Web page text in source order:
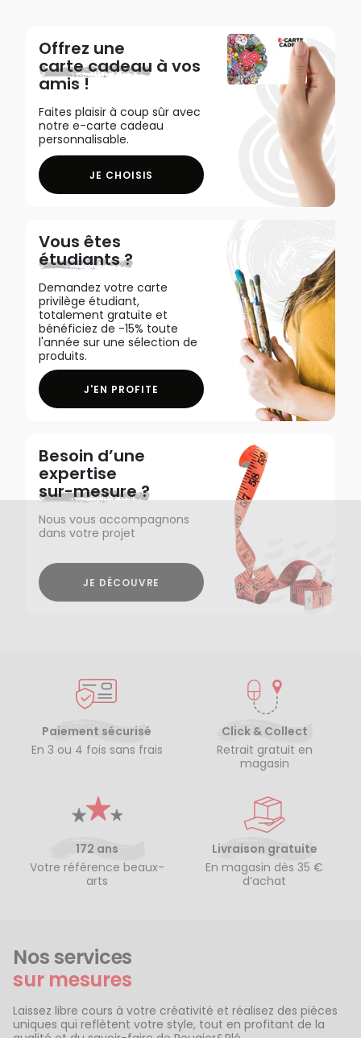
Offrez une
carte cadeau à vos
amis !
Faites plaisir à coup sûr avec
notre e-carte cadeau
personnalisable.
JE CHOISIS
Vous êtes
étudiants ?
Demandez votre carte
privilège étudiant,
totalement gratuite et
bénéficiez de -15% toute
l'année sur une sélection de
produits.
J'EN PROFITE
Besoin d’une
expertise
sur-mesure ?
Nous vous accompagnons
dans votre projet
JE DÉCOUVRE
Paiement sécurisé
En 3 ou 4 fois sans frais
Click & Collect
Retrait gratuit en
magasin
172 ans
Votre référence beaux-
arts
Livraison gratuite
En magasin dès 35 €
d’achat
Nos services
sur mesures
Laissez libre cours à votre créativité et réalisez des pièces
uniques qui reflètent votre style, tout en profitant de la